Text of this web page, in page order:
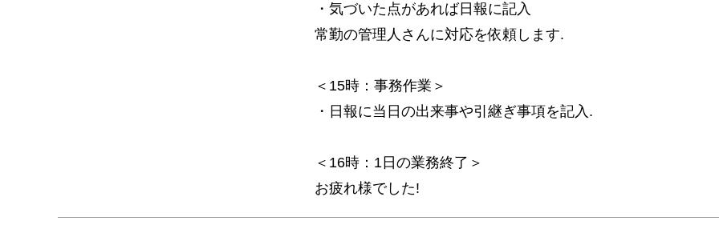
・気づいた点があれば日報に記入
常勤の管理人さんに対応を依頼します.
＜15時：事務作業＞
・日報に当日の出来事や引継ぎ事項を記入.
＜16時：1日の業務終了＞
お疲れ様でした!